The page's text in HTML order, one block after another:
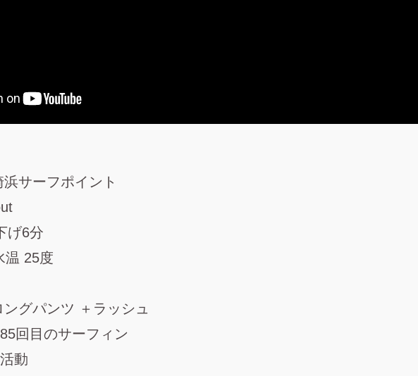
サーフポイント
げ6分
25度
グパンツ ＋ラッシュ
回目のサーフィン
動